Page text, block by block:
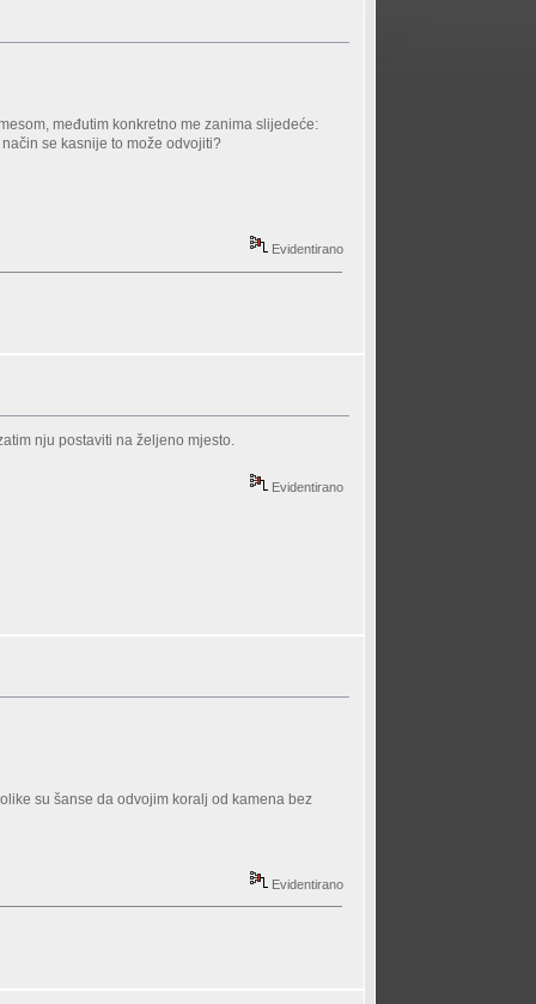
međutim konkretno me zanima slijedeće:
se kasnije to može odvojiti?
Evidentirano
nju postaviti na željeno mjesto.
Evidentirano
su šanse da odvojim koralj od kamena bez
Evidentirano